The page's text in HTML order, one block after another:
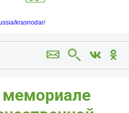
krasnodar/
мемориале